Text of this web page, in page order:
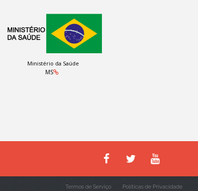
Ministério da Saúde
MS
Termos de Serviço Políticas de Privacidade